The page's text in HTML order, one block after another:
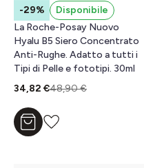
-29%
Disponibile
La Roche-Posay Nuovo
Hyalu B5 Siero Concentrato
Anti-Rughe. Adatto a tutti i
Tipi di Pelle e fototipi. 30ml​
34,82 €48,90 €
Aggiungi al carrello